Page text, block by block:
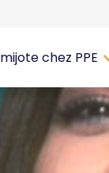
chez PPE